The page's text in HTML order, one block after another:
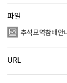
파일
추석묘역참배안
URL